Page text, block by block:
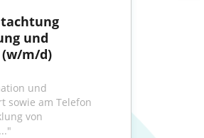
m/d)
sowie am Telefon
von